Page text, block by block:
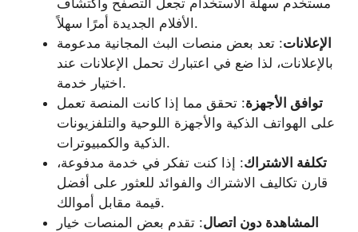
مستخدم سهلة الاستخدام تجعل التصفح واكتشاف
الأفلام الجديدة أمرًا سهلاً.
الإعلانات: تعد بعض منصات البث المجانية مدعومة
بالإعلانات، لذا ضع في اعتبارك تحمل الإعلانات عند
اختيار خدمة.
توافق الأجهزة: تحقق مما إذا كانت المنصة تعمل
على الهواتف الذكية والأجهزة اللوحية والتلفزيونات
الذكية والكمبيوترات.
تكلفة الاشتراك: إذا كنت تفكر في خدمة مدفوعة،
قارن تكاليف الاشتراك والفوائد للعثور على أفضل
قيمة مقابل أموالك.
المشاهدة دون اتصال: تقدم بعض المنصات خيار